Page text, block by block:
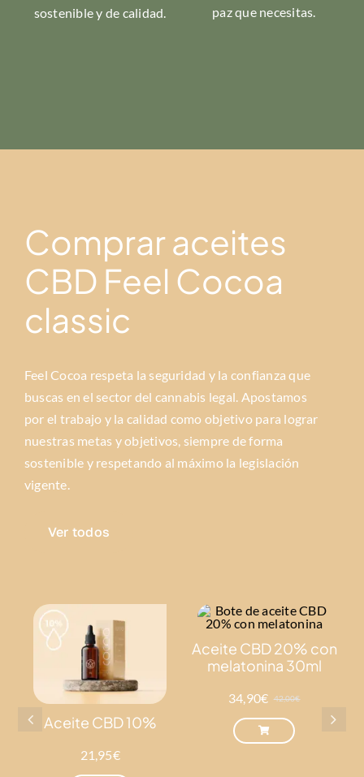
sostenible y de calidad.
paz que necesitas.
Comprar aceites
CBD Feel Cocoa
classic
Feel Cocoa respeta la seguridad y la confianza que
buscas en el sector del cannabis legal. Apostamos
por el trabajo y la calidad como objetivo para lograr
nuestras metas y objetivos, siempre de forma
sostenible y respetando al máximo la legislación
vigente.
Ver todos
Aceite CBD 10%
21,95€
Aceite CBD 20% con
melatonina 30ml
42,00€El
precio
34,90€
El
precio